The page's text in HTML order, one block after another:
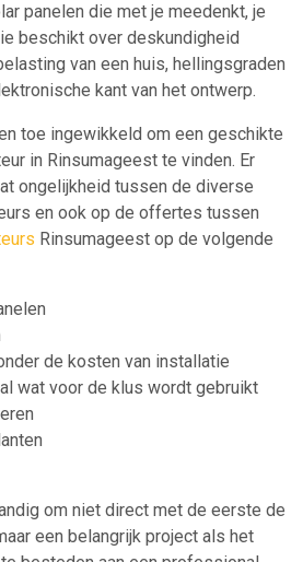
panelen die met je meedenkt, je
beschikt over deskundigheid
van een huis, hellingsgraden
kant van het ontwerp.
toe ingewikkeld om een geschikte
in Rinsumageest te vinden. Er
ongelijkheid tussen de diverse
en ook op de offertes tussen
Rinsumageest op de volgende
de kosten van installatie
wat voor de klus wordt gebruikt
om niet direct met de eerste de
een belangrijk project als het